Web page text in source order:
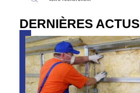
DERNIÈRES ACTUS